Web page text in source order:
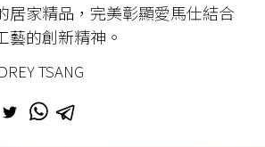
居家精品，完美彰顯愛馬仕結合
藝的創新精神。
TSANG